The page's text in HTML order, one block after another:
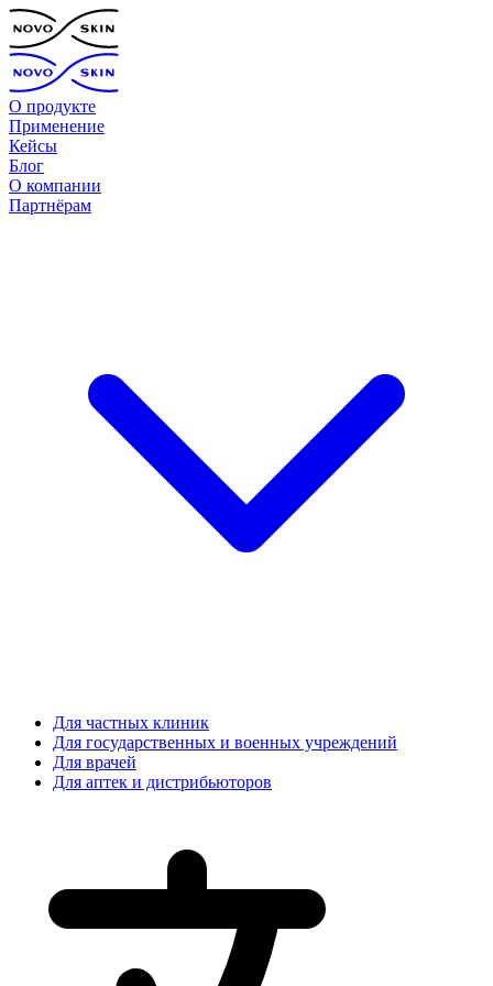
О продукте
Применение
Кейсы
Блог
О компании
Партнёрам
Для частных клиник
Для государственных и военных учреждений
Для врачей
Для аптек и дистрибьюторов